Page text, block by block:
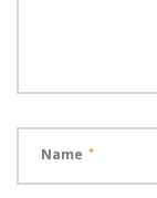
Name *